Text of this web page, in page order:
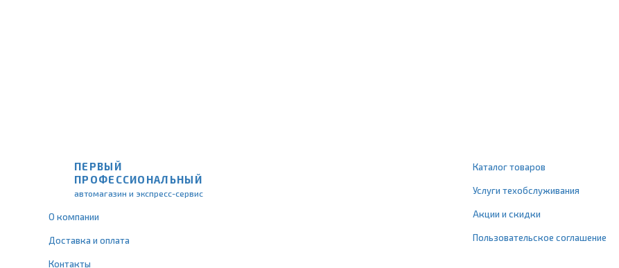
ПЕРВЫЙ
ПРОФЕССИОНАЛЬНЫЙ
автомагазин и экспресс-сервис
О компании
Доставка и оплата
Контакты
Каталог товаров
Услуги техобслуживания
Акции и скидки
Пользовательское соглашение